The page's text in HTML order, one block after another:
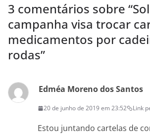
3 comentários sobre “
campanha visa trocar
medicamentos por
rodas”
Edméa Moreno dos Santos
20 de junho de 2019 em 23:52 Link
Estou juntando cartelas de